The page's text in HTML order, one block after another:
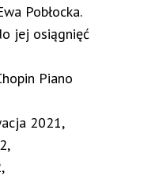
Pobłocka.
jej osiągnięć
Piano
2021,